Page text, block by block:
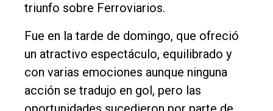
Entrevistas
Rural
Deportes
Fúnebres
Edición
triunfo sobre Ferroviarios.
Fue en la tarde de domingo, que ofreció
un atractivo espectáculo, equilibrado y
con varias emociones aunque ninguna
acción se tradujo en gol, pero las